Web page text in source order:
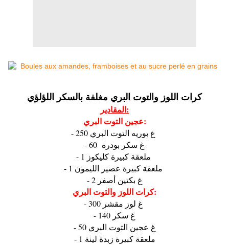
كرات اللوز والتوت البري مغلفة بالسكر اللؤلؤي
المقادير:
عجين التوت البري:
- 60 غ سكر بودرة
- 2 غ بكتين أصفر
كرات اللوز والتوت البري:
- 140 غ سكر
- 50 غ عجين التوت البري
- 1 ملعقة كبيرة زبدة لينة